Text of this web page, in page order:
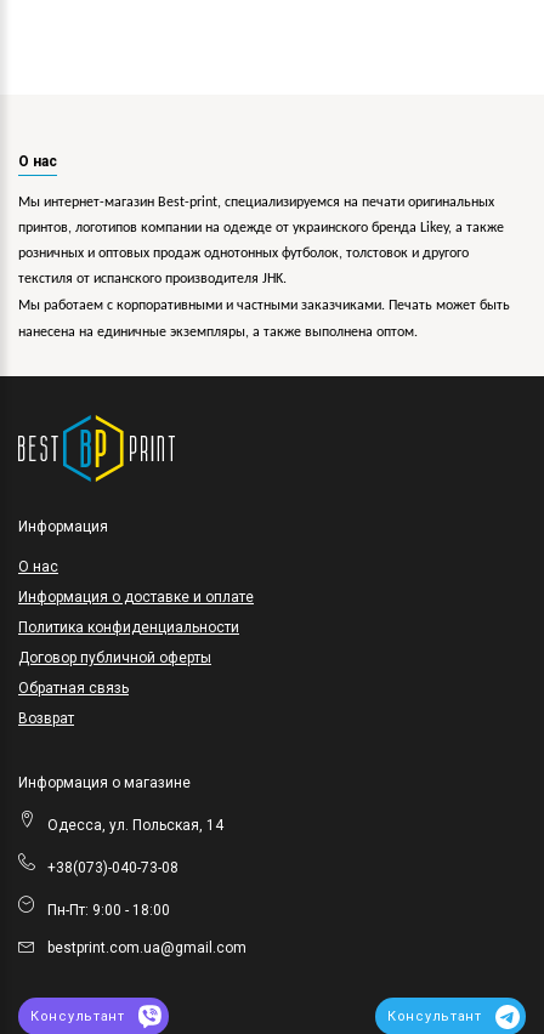
О нас
Мы интернет-магазин Best-print, специализируемся на печати оригинальных
принтов, логотипов компании на одежде от украинского бренда Likey, а также
розничных и оптовых продаж однотонных футболок, толстовок и другого
текстиля от испанского производителя JHK.
Мы работаем с корпоративными и частными заказчиками. Печать может быть
нанесена на единичные экземпляры, а также выполнена оптом.
Информация
O нас
Информация о доставке и оплате
Политика конфиденциальности
Договор публичной оферты
Обратная связь
Возврат
Информация о магазине
Одесса, ул. Польская, 14
+38(073)-040-73-08
Пн-Пт: 9:00 - 18:00
bestprint.com.ua@gmail.com
Консультант Консультант